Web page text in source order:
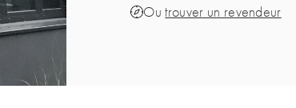
Outrouver un revendeur